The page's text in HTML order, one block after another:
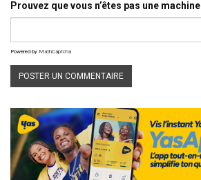
Prouvez que vous n’êtes pas une machine
Powered by MathCaptcha